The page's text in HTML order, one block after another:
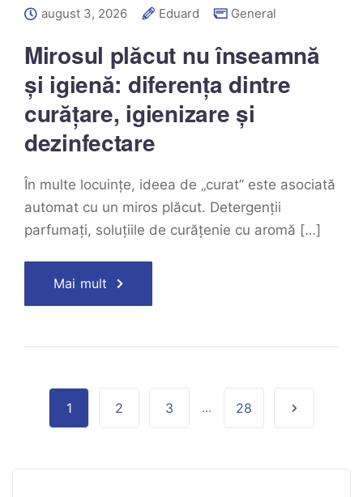
august 3, 2026 Eduard General
Mirosul plăcut nu înseamnă
și igienă: diferența dintre
curățare, igienizare și
dezinfectare
În multe locuințe, ideea de „curat” este asociată
automat cu un miros plăcut. Detergenții
parfumați, soluțiile de curățenie cu aromă […]
Mai mult
1 2 3 ... 28